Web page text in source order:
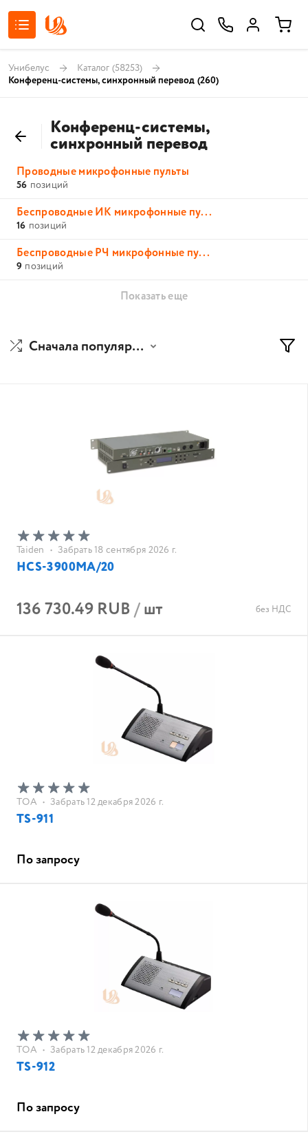
Унибелус Каталог (58253)
Конференц-системы, синхронный перевод (260)
Конференц-системы,
синхронный перевод
Проводные микрофонные пульты
56 позиций
Беспроводные ИК микрофонные пу...
16 позиций
Беспроводные РЧ микрофонные пу...
9 позиций
Показать еще
Сначала популярные
Taiden • Забрать 18 сентября 2026 г.
HCS-3900MA/20
136 730.49 RUB/шт без НДС
TOA • Забрать 12 декабря 2026 г.
TS-911
По запросу
TOA • Забрать 12 декабря 2026 г.
TS-912
По запросу